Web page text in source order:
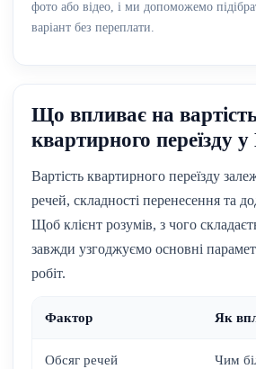
фото або відео, і ми допоможемо
варіант без переплати.
Що впливає на
квартирного переїзду у
Вартість квартирного переїзду
речей, складності перенесення та
Щоб клієнт розумів, з чого
завжди узгоджуємо основні
робіт.
Фактор Як
Обсяг речей
Чим